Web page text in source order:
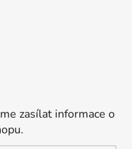
zasílat informace o